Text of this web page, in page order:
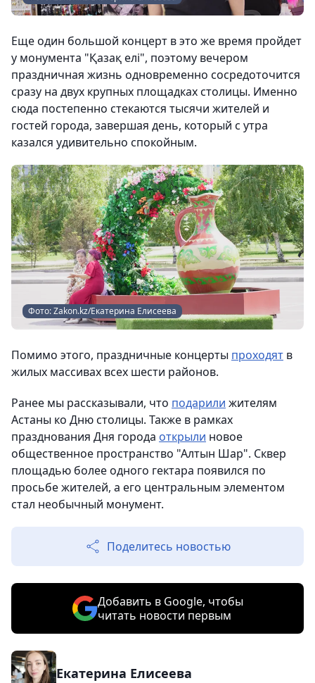
Еще один большой концерт в это же время пройдет
у монумента "Қазақ елі", поэтому вечером
праздничная жизнь одновременно сосредоточится
сразу на двух крупных площадках столицы. Именно
сюда постепенно стекаются тысячи жителей и
гостей города, завершая день, который с утра
казался удивительно спокойным.
Фото: Zakon.kz/Екатерина Елисеева
Помимо этого, праздничные концерты проходят в
жилых массивах всех шести районов.
Ранее мы рассказывали, что подарили жителям
Астаны ко Дню столицы. Также в рамках
празднования Дня города открыли новое
общественное пространство "Алтын Шар". Сквер
площадью более одного гектара появился по
просьбе жителей, а его центральным элементом
стал необычный монумент.
Поделитесь новостью
Добавить в Google, чтобы
читать новости первым
Екатерина Елисеева